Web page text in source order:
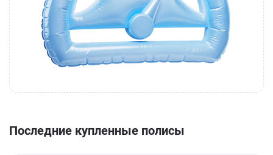
Последние купленные полисы